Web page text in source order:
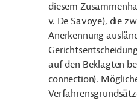
diesem
v. De Savoye), die
Anerkennung
auf den Beklagten
connection).